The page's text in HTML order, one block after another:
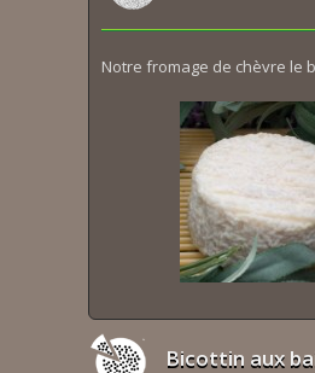
Notre fromage de chèvre le
Bicottin aux